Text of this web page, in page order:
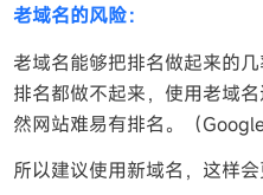
老域名的风险：
老域名能够把排名做起来的
排名都做不起来，使用老域
然网站难易有排名。（
所以建议使用新域名，这样会